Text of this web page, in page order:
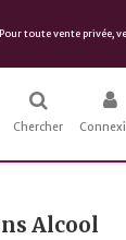
toute vente privée,
Chercher
Alcool